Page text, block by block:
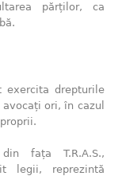
părților, ca
drepturile
ori, în cazul
fața T.R.A.S.,
legii, reprezintă